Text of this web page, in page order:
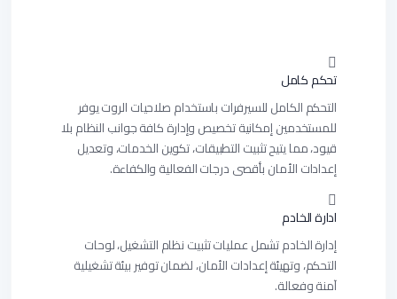
تحكم كامل
التحكم الكامل للسيرفرات باستخدام صلاحيات الروت يوفر
للمستخدمين إمكانية تخصيص وإدارة كافة جوانب النظام بلا
قيود، مما يتيح تثبيت التطبيقات، تكوين الخدمات، وتعديل
إعدادات الأمان بأقصى درجات الفعالية والكفاءة.
ادارة الخادم
إدارة الخادم تشمل عمليات تثبيت نظام التشغيل، لوحات
التحكم، وتهيئة إعدادات الأمان، لضمان توفير بيئة تشغيلية
آمنة وفعالة.